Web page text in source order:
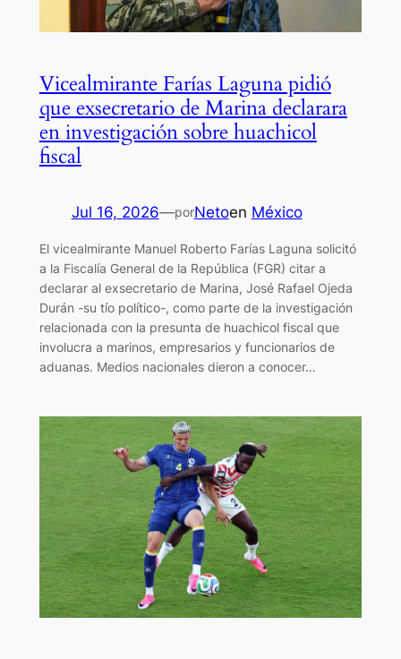
Vicealmirante Farías Laguna pidió
que exsecretario de Marina declarara
en investigación sobre huachicol
fiscal
Jul 16, 2026—porNetoen México
El vicealmirante Manuel Roberto Farías Laguna solicitó
a la Fiscalía General de la República (FGR) citar a
declarar al exsecretario de Marina, José Rafael Ojeda
Durán -su tío político-, como parte de la investigación
relacionada con la presunta de huachicol fiscal que
involucra a marinos, empresarios y funcionarios de
aduanas. Medios nacionales dieron a conocer…